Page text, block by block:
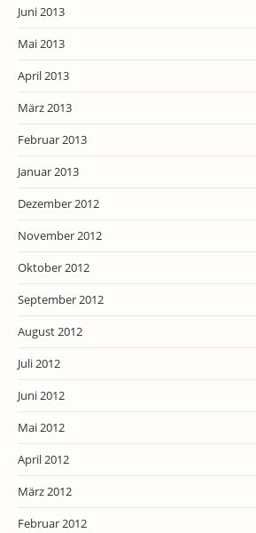
Juni 2013
Mai 2013
April 2013
März 2013
Februar 2013
Januar 2013
Dezember 2012
November 2012
Oktober 2012
September 2012
August 2012
Juli 2012
Juni 2012
Mai 2012
April 2012
März 2012
Februar 2012